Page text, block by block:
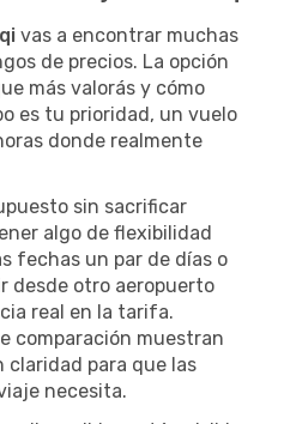
vas a encontrar muchas
de precios. La opción
más valorás y cómo
es tu prioridad, un vuelo
donde realmente
sin sacrificar
algo de flexibilidad
fechas un par de días o
desde otro aeropuerto
real en la tarifa.
comparación muestran
claridad para que las
necesita.